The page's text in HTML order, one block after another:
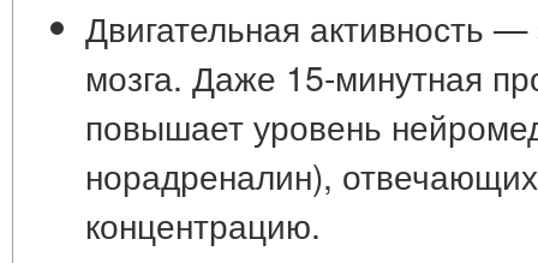
Двигательная активность —
мозга. Даже 15-минутная
повышает уровень
норадреналин),
концентрацию.